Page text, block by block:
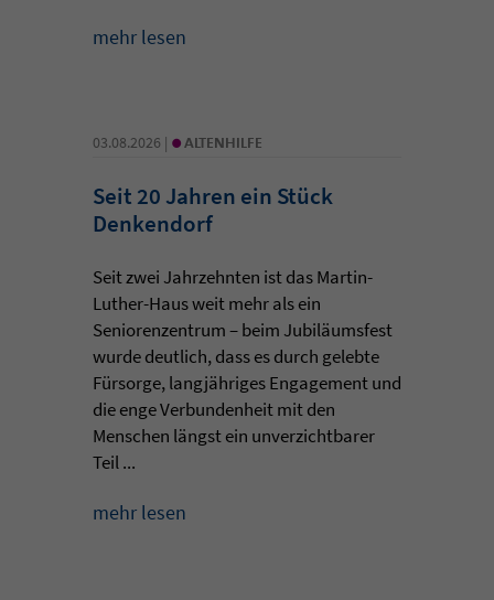
mehr lesen
03.08.2026 | • ALTENHILFE
Seit 20 Jahren ein Stück
Denkendorf
Seit zwei Jahrzehnten ist das Martin-
Luther-Haus weit mehr als ein
Seniorenzentrum – beim Jubiläumsfest
wurde deutlich, dass es durch gelebte
Fürsorge, langjähriges Engagement und
die enge Verbundenheit mit den
Menschen längst ein unverzichtbarer
Teil ...
mehr lesen